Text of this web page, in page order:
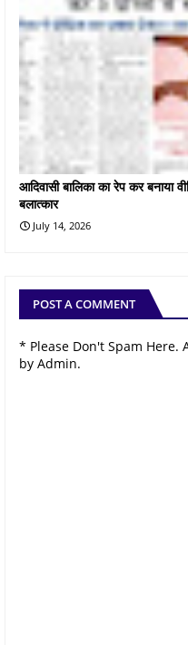
आदिवासी बालिका का रेप कर बनाया
बलात्कार
July 14, 2026
POST A COMMENT
* Please Don't Spam Here.
by Admin.